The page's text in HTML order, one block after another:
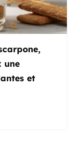
une
et